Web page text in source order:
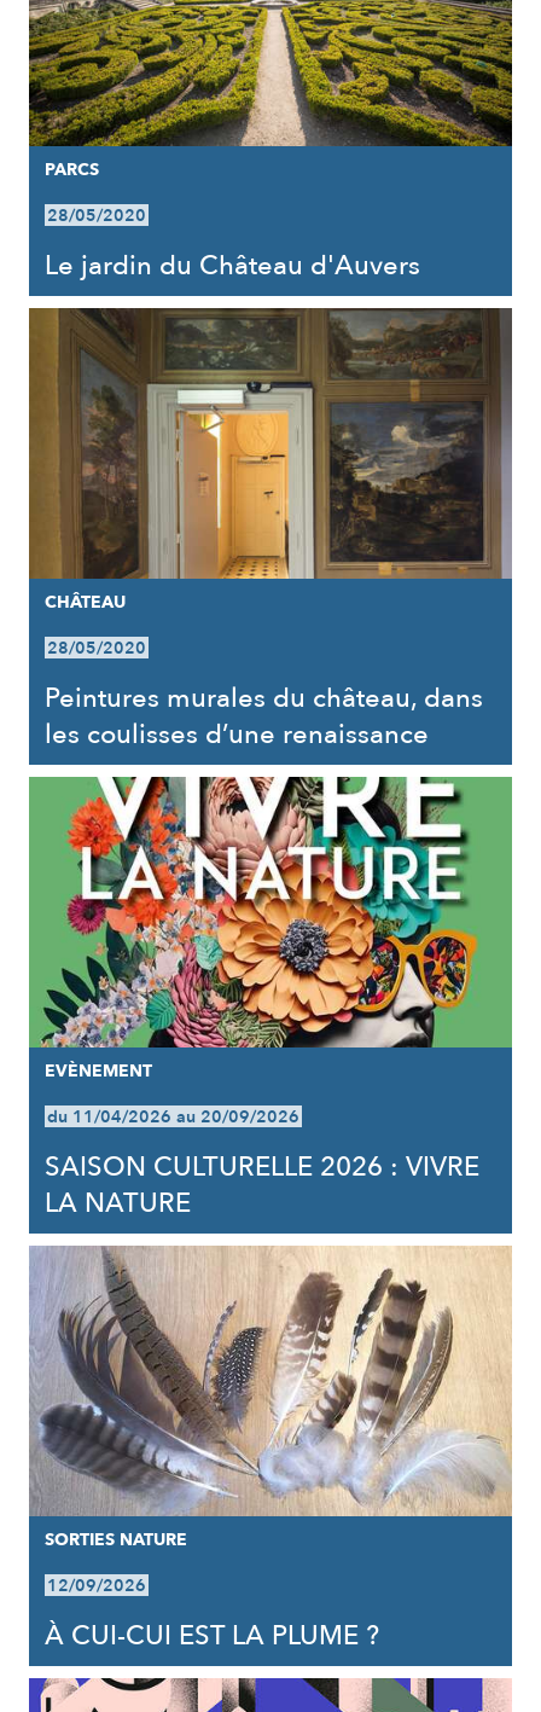
PARCS
28/05/2020
Le jardin du Château d'Auvers
CHÂTEAU
28/05/2020
Peintures murales du château, dans
les coulisses d’une renaissance
EVÈNEMENT
du 11/04/2026 au 20/09/2026
SAISON CULTURELLE 2026 : VIVRE
LA NATURE
SORTIES NATURE
12/09/2026
À CUI-CUI EST LA PLUME ?